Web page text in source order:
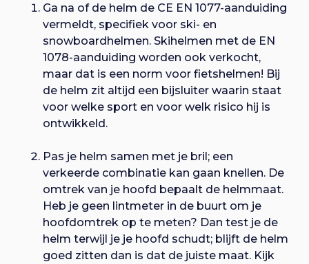
Ga na of de helm de CE EN 1077-aanduiding
vermeldt, specifiek voor ski- en
snowboardhelmen. Skihelmen met de EN
1078-aanduiding worden ook verkocht,
maar dat is een norm voor fietshelmen! Bij
de helm zit altijd een bijsluiter waarin staat
voor welke sport en voor welk risico hij is
ontwikkeld.
Pas je helm samen met je bril; een
verkeerde combinatie kan gaan knellen. De
omtrek van je hoofd bepaalt de helmmaat.
Heb je geen lintmeter in de buurt om je
hoofdomtrek op te meten? Dan test je de
helm terwijl je je hoofd schudt; blijft de helm
goed zitten dan is dat de juiste maat. Kijk